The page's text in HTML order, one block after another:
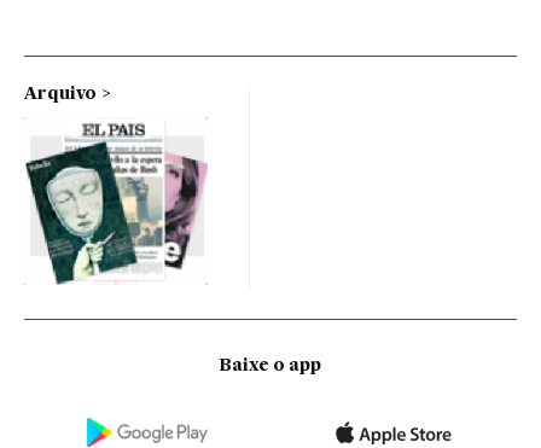
Arquivo
Baixe o app